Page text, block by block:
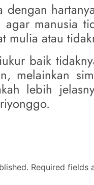
agar manusia
mulia atau
baik
melainkan
lebih
Required fields